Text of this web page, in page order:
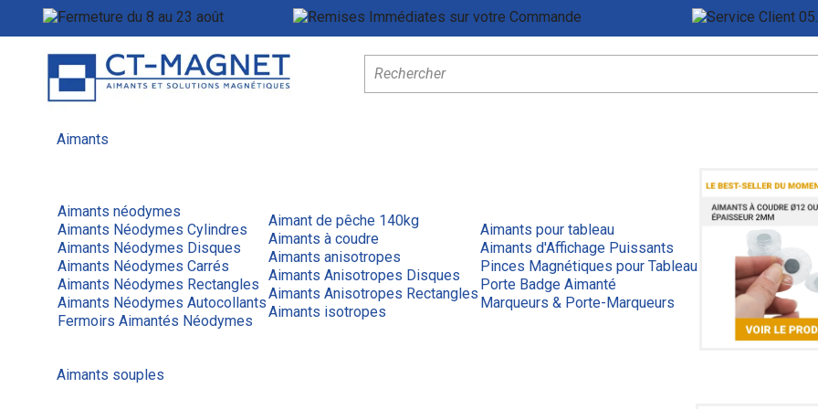
Fermeture du 8 au 23 août Remises Immédiates sur votre Commande
Aimants
Aimants néodymes
Aimants Néodymes Cylindres
Aimants Néodymes Disques
Aimants Néodymes Carrés
Aimants Néodymes Rectangles
Aimants Néodymes Autocollants
Fermoirs Aimantés Néodymes
Aimant de pêche 140kg
Aimants à coudre
Aimants anisotropes
Aimants Anisotropes Disques
Aimants Anisotropes Rectangles
Aimants isotropes
Aimants pour tableau
Aimants d'Affichage Puissants
Pinces Magnétiques pour Tableau
Porte Badge Aimanté
Marqueurs & Porte-Marqueurs
Aimants souples